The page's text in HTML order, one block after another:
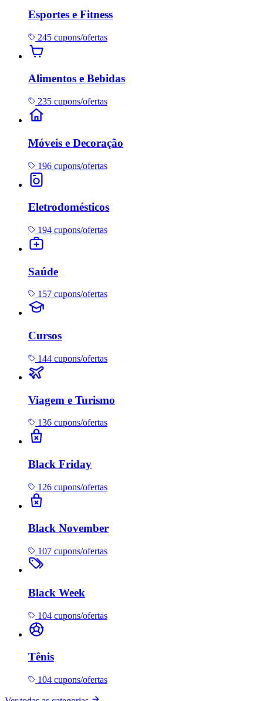
Esportes e Fitness
245 cupons/ofertas
Alimentos e Bebidas
235 cupons/ofertas
Móveis e Decoração
196 cupons/ofertas
Eletrodomésticos
194 cupons/ofertas
Saúde
157 cupons/ofertas
Cursos
144 cupons/ofertas
Viagem e Turismo
136 cupons/ofertas
Black Friday
126 cupons/ofertas
Black November
107 cupons/ofertas
Black Week
104 cupons/ofertas
Tênis
104 cupons/ofertas